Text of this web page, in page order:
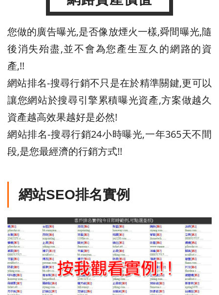
您做的廣告曝光,是否像放煙火一樣,舜間曝光,隨
後消失殆盡,並不會為您產生亙久的網路的資
產,!!
網站排名-搜尋行銷不只是在於精準關鍵,更可以
讓您網站於搜尋引擎累積曝光資產,方案做越久
資產越高效果越好是必然!
網站排名-搜尋行銷24小時曝光,一年365天不間
段,是您最經濟的行銷方式!!
網站SEO排名實例